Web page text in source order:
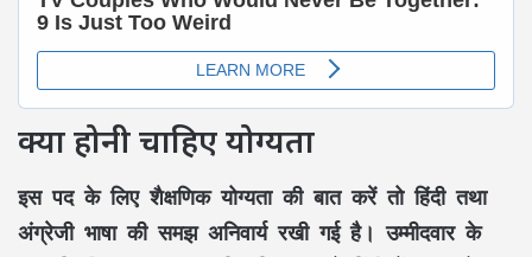
क्या होनी चाहिए योग्यता
इस पद के लिए शैक्षणिक योग्यता की बात करें तो हिंदी तथा
अंग्रेजी भाषा की समझ अनिवार्य रखी गई है। उम्मीदवार के